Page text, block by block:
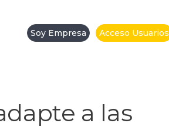
Soy Empresa Acceso Usuarios
a las